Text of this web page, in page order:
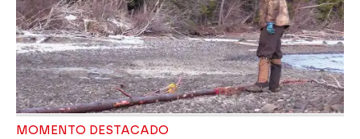
MOMENTO DESTACADO